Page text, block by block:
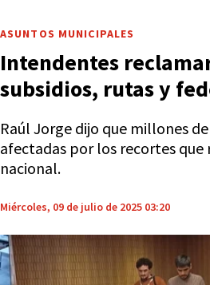
ASUNTOS MUNICIPALES
Intendentes
subsidios, rutas y
Raúl Jorge dijo que millones
afectadas por los recortes
nacional.
Miércoles, 09 de julio de 2025 03:20